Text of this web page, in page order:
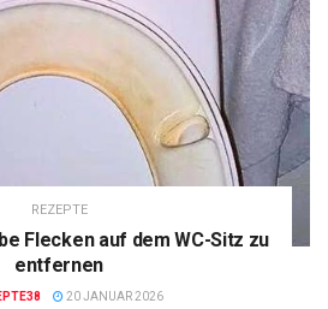
REZEPTE
Flecken auf dem WC-Sitz zu
entfernen
20 JANUAR 2026